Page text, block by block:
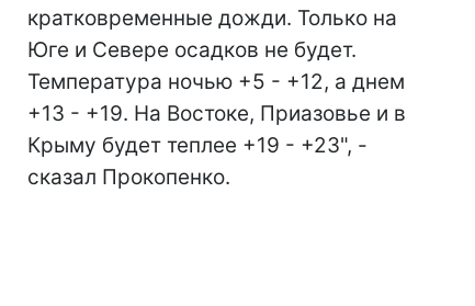
кратковременные дожди. Только на
Юге и Севере осадков не будет.
Температура ночью +5 - +12, а днем
+13 - +19. На Востоке, Приазовье и в
Крыму будет теплее +19 - +23", -
сказал Прокопенко.